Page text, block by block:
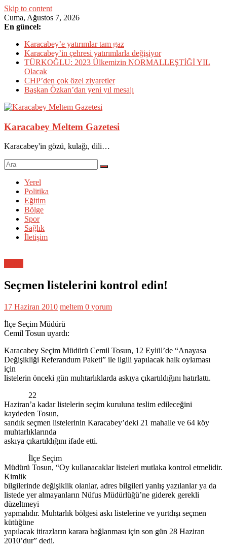
Skip to content
Cuma, Ağustos 7, 2026
En güncel:
Karacabey’e yatırımlar tam gaz
Karacabey’in çehresi yatırımlarla değişiyor
TÜRKOĞLU: 2023 Ülkemizin NORMALLEŞTİĞİ YIL
Olacak
CHP’den çok özel ziyaretler
Başkan Özkan’dan yeni yıl mesajı
Karacabey Meltem Gazetesi
Karacabey'in gözü, kulağı, dili…
Yerel
Politika
Eğitim
Bölge
Spor
Sağlık
İletişim
Seçmen listelerini kontrol edin!
17 Haziran 2010 meltem 0 yorum
İlçe Seçim Müdürü
Cemil Tosun uyardı:
Karacabey Seçim Müdürü Cemil Tosun, 12 Eylül’de “Anayasa
Değişikliği Referandum Paketi” ile ilgili yapılacak halk oylaması
için
listelerin önceki gün muhtarlıklarda askıya çıkartıldığını hatırlattı.
22
Haziran’a kadar listelerin seçim kuruluna teslim edileceğini
kaydeden Tosun,
sandık seçmen listelerinin Karacabey’deki 21 mahalle ve 64 köy
muhtarlıklarında
askıya çıkartıldığını ifade etti.
İlçe Seçim
Müdürü Tosun, “Oy kullanacaklar listeleri mutlaka kontrol etmelidir.
Kimlik
bilgilerinde değişiklik olanlar, adres bilgileri yanlış yazılanlar ya da
listede yer almayanların Nüfus Müdürlüğü’ne giderek gerekli
düzeltmeyi
yapmalıdır. Muhtarlık bölgesi askı listelerine ve yurtdışı seçmen
kütüğüne
yapılacak itirazların karara bağlanması için son gün 28 Haziran
2010’dur” dedi.